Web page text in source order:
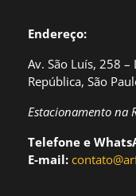
Endereço:
Av. São Luís, 258 –
República, São
Estacionamento na
Telefone e
E-mail: